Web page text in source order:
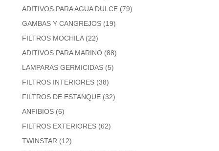
ADITIVOS PARA AGUA DULCE (79)
GAMBAS Y CANGREJOS (19)
FILTROS MOCHILA (22)
ADITIVOS PARA MARINO (88)
LAMPARAS GERMICIDAS (5)
FILTROS INTERIORES (38)
FILTROS DE ESTANQUE (32)
ANFIBIOS (6)
FILTROS EXTERIORES (62)
TWINSTAR (12)